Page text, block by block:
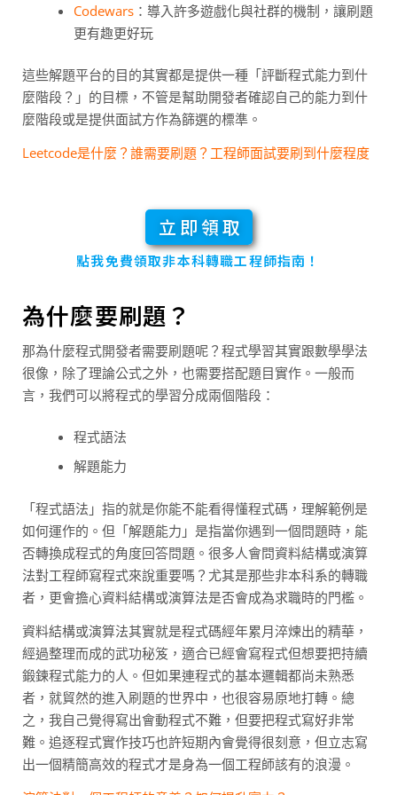
Codewars：導入許多遊戲化與社群的機制，讓刷題
更有趣更好玩
這些解題平台的目的其實都是提供一種「評斷程式能力到什
麼階段？」的目標，不管是幫助開發者確認自己的能力到什
麼階段或是提供面試方作為篩選的標準。
Leetcode是什麼？誰需要刷題？工程師面試要刷到什麼程度
立即領取
點我免費領取非本科轉職工程師指南！
為什麼要刷題？
那為什麼程式開發者需要刷題呢？程式學習其實跟數學學法
很像，除了理論公式之外，也需要搭配題目實作。一般而
言，我們可以將程式的學習分成兩個階段：
程式語法
解題能力
「程式語法」指的就是你能不能看得懂程式碼，理解範例是
如何運作的。但「解題能力」是指當你遇到一個問題時，能
否轉換成程式的角度回答問題。很多人會問資料結構或演算
法對工程師寫程式來說重要嗎？尤其是那些非本科系的轉職
者，更會擔心資料結構或演算法是否會成為求職時的門檻。
資料結構或演算法其實就是程式碼經年累月淬煉出的精華，
經過整理而成的武功秘笈，適合已經會寫程式但想要把持續
鍛鍊程式能力的人。但如果連程式的基本邏輯都尚未熟悉
者，就貿然的進入刷題的世界中，也很容易原地打轉。總
之，我自己覺得寫出會動程式不難，但要把程式寫好非常
難。追逐程式實作技巧也許短期內會覺得很刻意，但立志寫
出一個精簡高效的程式才是身為一個工程師該有的浪漫。